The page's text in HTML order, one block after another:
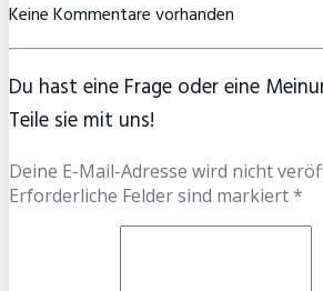
Keine Kommentare vorhanden
Du hast eine Frage oder eine
Teile sie mit uns!
Deine E-Mail-Adresse wird nicht
Erforderliche Felder sind markiert *